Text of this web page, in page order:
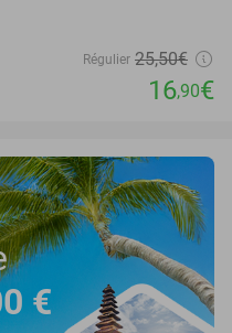
Régulier 25,50€
16,90€
€